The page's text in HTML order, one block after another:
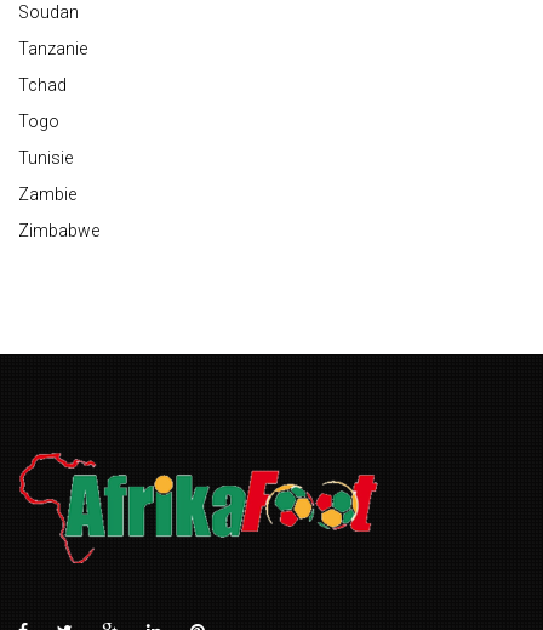
Soudan
Tanzanie
Tchad
Togo
Tunisie
Zambie
Zimbabwe